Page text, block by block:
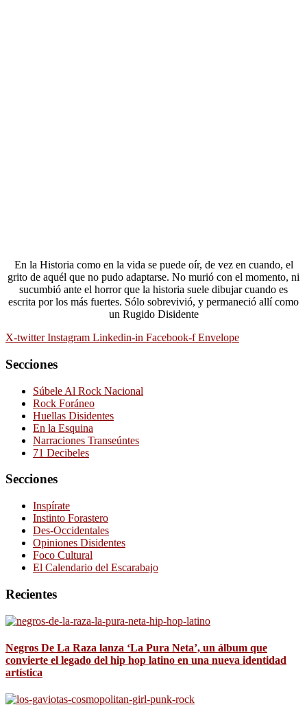
En la Historia como en la vida se puede oír, de vez en cuando, el
grito de aquél que no pudo adaptarse. No murió con el momento, ni
sucumbió ante el horror que la historia suele dibujar cuando es
escrita por los más fuertes. Sólo sobrevivió, y permaneció allí como
un Rugido Disidente
X-twitter Instagram Linkedin-in Facebook-f Envelope
Secciones
Súbele Al Rock Nacional
Rock Foráneo
Huellas Disidentes
En la Esquina
Narraciones Transeúntes
71 Decibeles
Secciones
Inspírate
Instinto Forastero
Des-Occidentales
Opiniones Disidentes
Foco Cultural
El Calendario del Escarabajo
Recientes
Negros De La Raza lanza ‘La Pura Neta’, un álbum que
convierte el legado del hip hop latino en una nueva identidad
artística